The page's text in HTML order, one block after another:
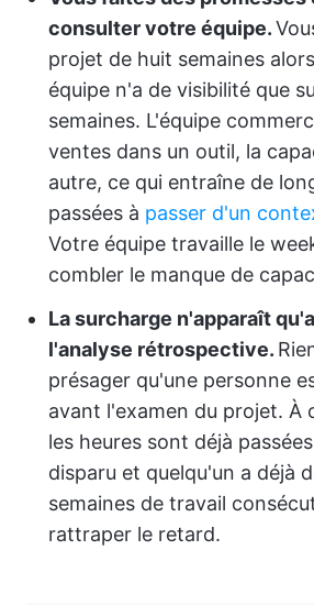
consulter votre équipe.
projet de huit semaines
équipe n'a de visibilité que
semaines. L'équipe
ventes dans un outil, la
autre, ce qui entraîne de
passées à passer d'un
Votre équipe travaille le
combler le manque de
La surcharge n'apparaît
l'analyse rétrospective.
présager qu'une personne
avant l'examen du projet. À
les heures sont déjà
disparu et quelqu'un a déjà
semaines de travail
rattraper le retard.